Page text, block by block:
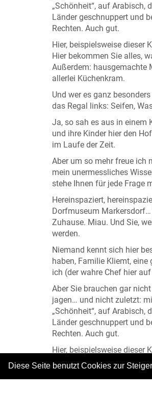
Diese Seite benutzt Cookies zur
„Schönheit“, auf Arabisch,
Länder geschnuppert und
Rechten. Auch gut.
Hier, beispielsweise dieser
Hier bekommen Sie alles,
Außerdem: hausgemachte
allerlei Küchenkram.
Und wer es ganz
das Regal links: Seifen,
Ja, so sah es aus in
und ihre Kinder hier den
im Laufe der Zeit.
Aber um so mehr freue ich
mein unermessliches
stehe Ihnen für jede Frage
Hereinspaziert,
Dorfmuseum
Zuhause. Miau. Und Sie,
werden.
Niemand kennt sich hier
haben, Familie Kliemt,
ich (der wahre Chef hier
Aber Sie brauchen gar
jagen… und nicht zuletzt:
„Schönheit“, auf Arabisch,
Länder geschnuppert und
Rechten. Auch gut.
Hier, beispielsweise dieser
Hier bekommen Sie alles,
Außerdem: